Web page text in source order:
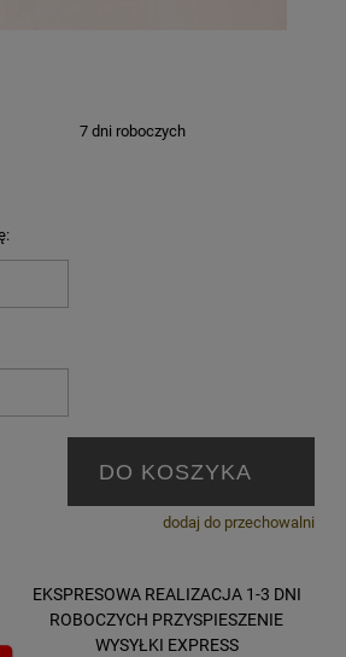
7 dni roboczych
DO KOSZYKA
dodaj do przechowalni
EKSPRESOWA REALIZACJA 1-3 DNI
ROBOCZYCH PRZYSPIESZENIE
WYSYŁKI EXPRESS